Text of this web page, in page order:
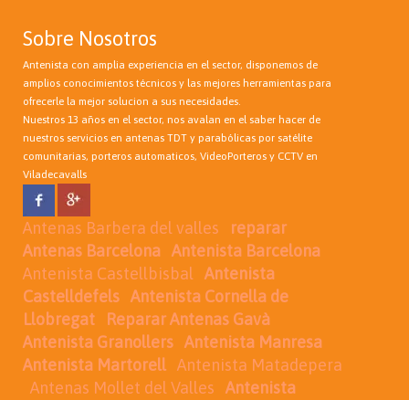
Sobre Nosotros
Antenista con amplia experiencia en el sector, disponemos de
amplios conocimientos técnicos y las mejores herramientas para
ofrecerle la mejor solucion a sus necesidades.
Nuestros 13 años en el sector, nos avalan en el saber hacer de
nuestros servicios en antenas TDT y parabólicas por satélite
comunitarias, porteros automaticos, VideoPorteros y CCTV en
Viladecavalls
Antenas Barbera del valles
reparar
Antenas Barcelona Antenista Barcelona
Antenista Castellbisbal
Antenista
Castelldefels Antenista Cornella de
Llobregat
Reparar Antenas Gavà
Antenista Granollers Antenista Manresa
Antenista Martorell Antenista Matadepera
Antenas Mollet del Valles
Antenista